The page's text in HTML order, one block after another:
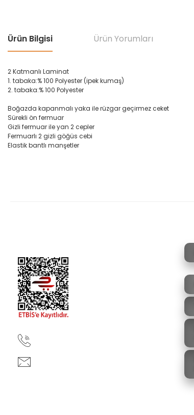
Ürün Bilgisi Ürün Yorumları
2Katmanlı Laminat
1. tabaka:% 100 Polyester (ipek kumaş)
2. tabaka:% 100 Polyester
Boğazda kapanmalı yaka ilerüzgar geçirmez ceket
Sürekli ön fermuar
Gizli fermuar ile yan 2cepler
Fermuarlı 2 gizli göğüs cebi
Elastik bantlı manşetler
Ürün fiyatı diğer sitelerden daha pahalı.
Bu ürüne benzer farklı alternatifler olmalı.